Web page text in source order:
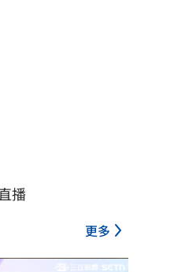
播
更多